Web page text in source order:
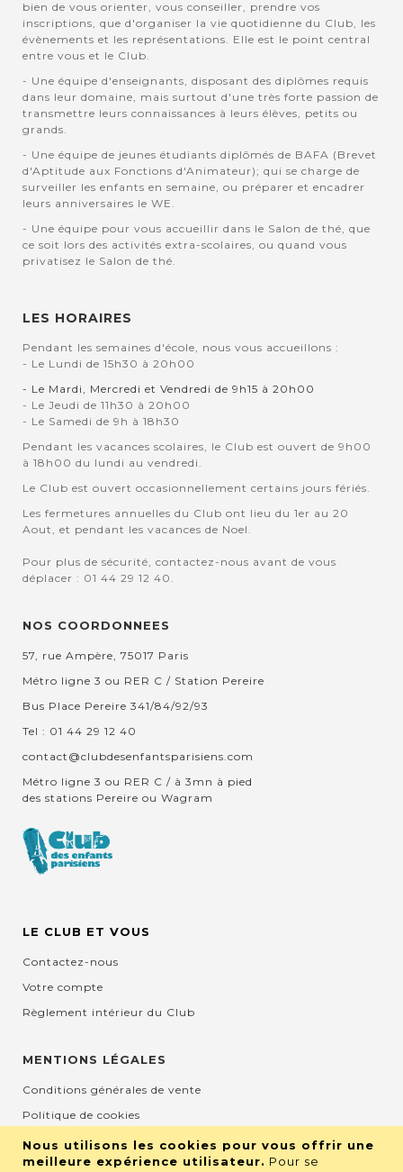
Nous utilisons les cookies pour vous offrir une
meilleure expérience utilisateur. Pour se
bien de vous orienter, vous conseiller, prendre vos
inscriptions, que d'organiser la vie quotidienne du Club, les
évènements et les représentations. Elle est le point central
entre vous et le Club.
- Une équipe d'enseignants, disposant des diplômes requis
dans leur domaine, mais surtout d'une très forte passion de
transmettre leurs connaissances à leurs élèves, petits ou
grands.
- Une équipe de jeunes étudiants diplômés de BAFA (Brevet
d'Aptitude aux Fonctions d'Animateur); qui se charge de
surveiller les enfants en semaine, ou préparer et encadrer
leurs anniversaires le WE.
- Une équipe pour vous accueillir dans le Salon de thé, que
ce soit lors des activités extra-scolaires, ou quand vous
privatisez le Salon de thé.
LES HORAIRES
Pendant les semaines d'école, nous vous accueillons :
- Le Lundi de 15h30 à 20h00
- Le Mardi, Mercredi et Vendredi de 9h15 à 20h00
- Le Jeudi de 11h30 à 20h00
- Le Samedi de 9h à 18h30
Pendant les vacances scolaires, le Club est ouvert de 9h00
à 18h00 du lundi au vendredi.
Le Club est ouvert occasionnellement certains jours fériés.
Les fermetures annuelles du Club ont lieu du 1er au 20
Aout, et pendant les vacances de Noel.
Pour plus de sécurité, contactez-nous avant de vous
déplacer : 01 44 29 12 40.
NOS COORDONNEES
57, rue Ampère, 75017 Paris
Métro ligne 3 ou RER C / Station Pereire
Bus Place Pereire 341/84/92/93
Tel : 01 44 29 12 40
contact@clubdesenfantsparisiens.com
Métro ligne 3 ou RER C / à 3mn à pied
des stations Pereire ou Wagram
LE CLUB ET VOUS
Contactez-nous
Votre compte
Règlement intérieur du Club
MENTIONS LÉGALES
Conditions générales de vente
Politique de cookies
Mentions légales et CGU
Protection de la vie privée